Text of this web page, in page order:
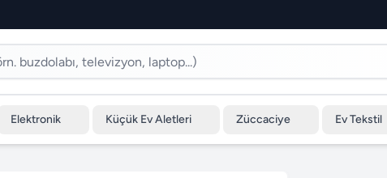
Elektronik Küçük Ev Aletleri Züccaciye Ev Tekstil